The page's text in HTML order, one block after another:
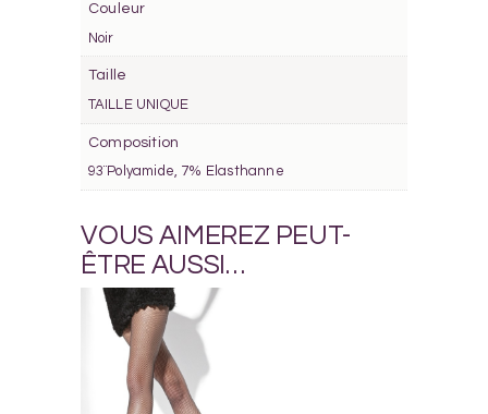
Couleur
Noir
Taille
TAILLE UNIQUE
Composition
93¨Polyamide, 7% Elasthanne
VOUS AIMEREZ PEUT-
ÊTRE AUSSI…